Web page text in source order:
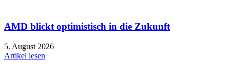
AMD blickt optimistisch in die Zukunft
5. August 2026
Artikel lesen